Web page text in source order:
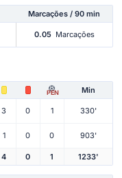
Marcações / 90 min
0.05 Marcações
PEN Min
3 0 1 330'
1 0 0 903'
4 0 1 1233'